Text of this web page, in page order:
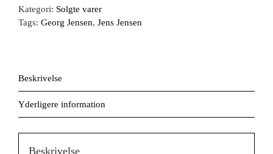
Kategori: Solgte varer
Tags: Georg Jensen, Jens Jensen
Beskrivelse
Yderligere information
Beskrivelse